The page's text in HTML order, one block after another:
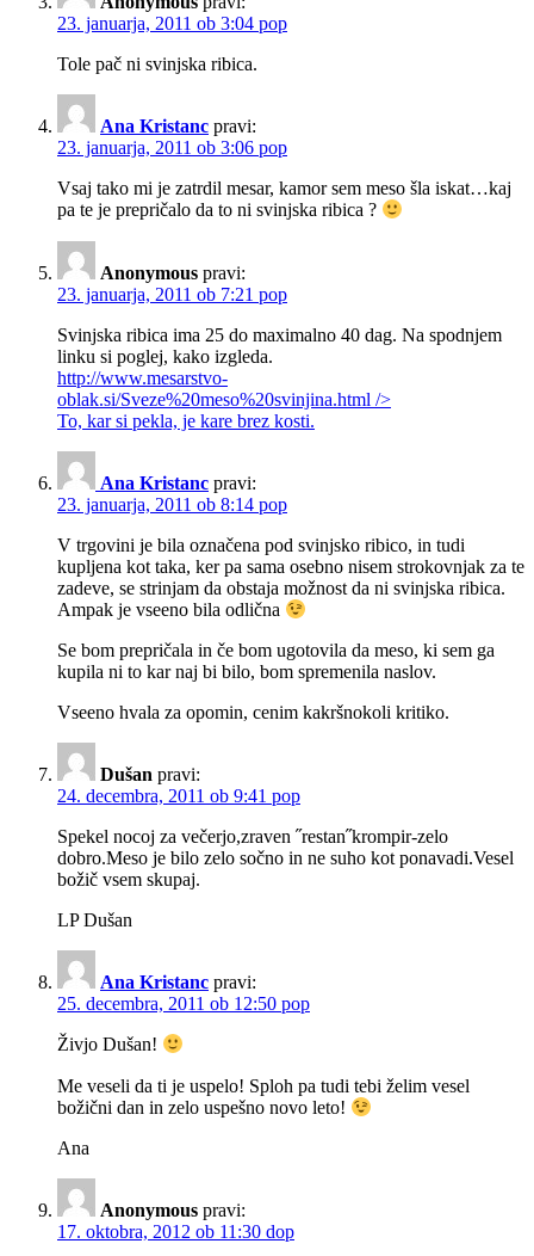
23. januarja, 2011 ob 3:04 pop
Tole pač ni svinjska ribica.
Ana Kristanc pravi:
23. januarja, 2011 ob 3:06 pop
Vsaj tako mi je zatrdil mesar, kamor sem meso šla iskat…kaj
pa te je prepričalo da to ni svinjska ribica ?
Anonymous pravi:
23. januarja, 2011 ob 7:21 pop
Svinjska ribica ima 25 do maximalno 40 dag. Na spodnjem
linku si poglej, kako izgleda.
http://www.mesarstvo-
oblak.si/Sveze%20meso%20svinjina.html />
To, kar si pekla, je kare brez kosti.
Ana Kristanc pravi:
23. januarja, 2011 ob 8:14 pop
V trgovini je bila označena pod svinjsko ribico, in tudi
kupljena kot taka, ker pa sama osebno nisem strokovnjak za te
zadeve, se strinjam da obstaja možnost da ni svinjska ribica.
Ampak je vseeno bila odlična
Se bom prepričala in če bom ugotovila da meso, ki sem ga
kupila ni to kar naj bi bilo, bom spremenila naslov.
Vseeno hvala za opomin, cenim kakršnokoli kritiko.
Dušan pravi:
24. decembra, 2011 ob 9:41 pop
Spekel nocoj za večerjo,zraven ˝restan˝krompir-zelo
dobro.Meso je bilo zelo sočno in ne suho kot ponavadi.Vesel
božič vsem skupaj.
LP Dušan
Ana Kristanc pravi:
25. decembra, 2011 ob 12:50 pop
Živjo Dušan!
Me veseli da ti je uspelo! Sploh pa tudi tebi želim vesel
božični dan in zelo uspešno novo leto!
Ana
Anonymous pravi:
17. oktobra, 2012 ob 11:30 dop